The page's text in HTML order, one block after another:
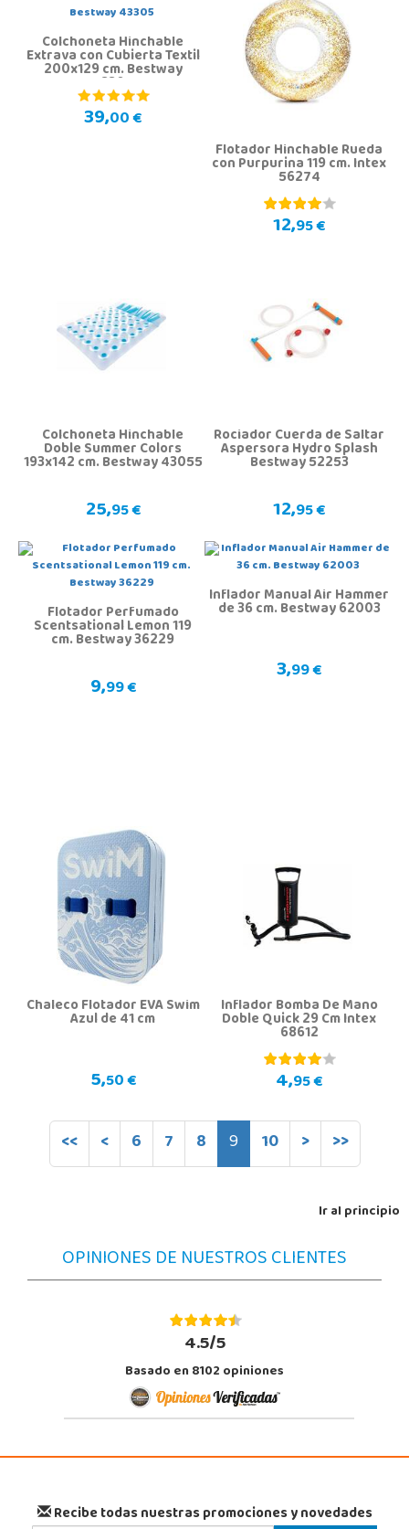
Colchoneta Hinchable
Extrava con Cubierta Textil
200x129 cm. Bestway
43305
39,00 €
Flotador Hinchable Rueda
con Purpurina 119 cm. Intex
56274
12,95 €
Colchoneta Hinchable
Doble Summer Colors
193x142 cm. Bestway 43055
25,95 €
Rociador Cuerda de Saltar
Aspersora Hydro Splash
Bestway 52253
12,95 €
Flotador Perfumado
Scentsational Lemon 119
cm. Bestway 36229
9,99 €
Inflador Manual Air Hammer
de 36 cm. Bestway 62003
3,99 €
Chaleco Flotador EVA Swim
Azul de 41 cm
5,50 €
Inflador Bomba De Mano
Doble Quick 29 Cm Intex
68612
4,95 €
<< < 6 7 8 9 10 > >>
Ir al principio
OPINIONES DE NUESTROS CLIENTES
4.5/5
Basado en 8102 opiniones
Recibe todas nuestras promociones y novedades